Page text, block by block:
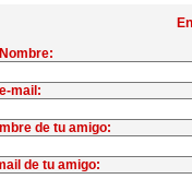
mail:
de tu amigo:
de tu amigo: